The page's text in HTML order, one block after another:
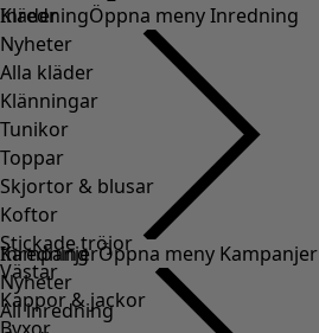
Kläder
Nyheter
Alla kläder
Klänningar
Tunikor
Toppar
Skjortor & blusar
Koftor
Stickade tröjor
Västar
Kappor & jackor
InredningÖppna meny Inredning
Inredning
Nyheter
All inredning
KampanjerÖppna meny Kampanjer